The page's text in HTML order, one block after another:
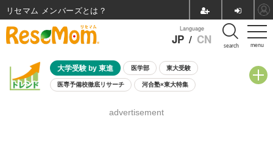
menu
Language
JP / CN search
大学受験 by 東進 医学部 東大受験
医専予備校徹底リサーチ 河合塾×東大特集
8月開催学校説明会・相談会
advertisement
リセマム メンバーズ